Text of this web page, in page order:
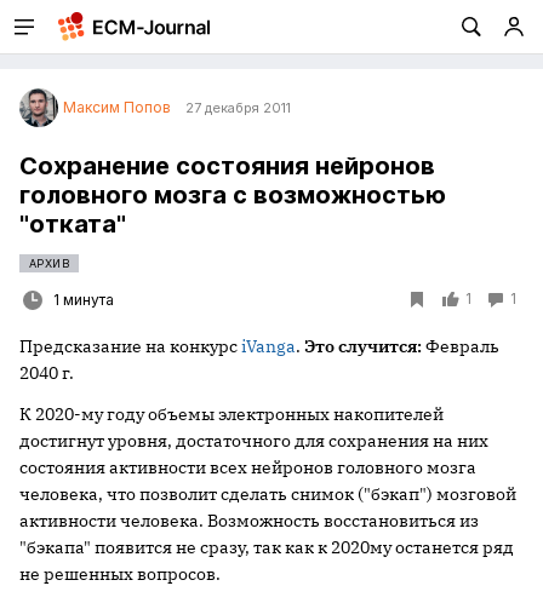
Максим Попов 27 декабря 2011
Сохранение состояния нейронов
головного мозга с возможностью
"отката"
АРХИВ
1 минута 1 1
Предсказание на конкурсiVanga. Это случится:Февраль
2040г.
К 2020-му году объемы электронных накопителей
достигнут уровня, достаточного для сохранения на них
состояния активности всех нейронов головного мозга
человека, что позволит сделать снимок ("бэкап") мозговой
активности человека. Возможность восстановиться из
"бэкапа" появится не сразу, так как к 2020му останется ряд
не решенных вопросов.